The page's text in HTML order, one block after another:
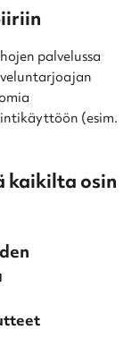
palvelussa
(esim.
kaikilta osin